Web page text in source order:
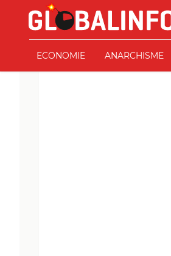
Ga naar de inhoud
GLOBALINFO
ECONOMIE ANARCHISME